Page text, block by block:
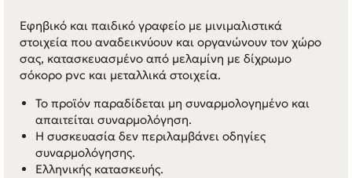
Εφηβικό και παιδικό γραφείο με μινιμαλιστικά
στοιχεία που αναδεικνύουν και οργανώνουν τον χώρο
σας, κατασκευασμένο από μελαμίνη με δίχρωμο
σόκορο pvc και μεταλλικά στοιχεία.
Το προϊόν παραδίδεται μη συναρμολογημένο και
απαιτείται συναρμολόγηση.
Η συσκευασία δεν περιλαμβάνει οδηγίες
συναρμολόγησης.
Ελληνικής κατασκευής.